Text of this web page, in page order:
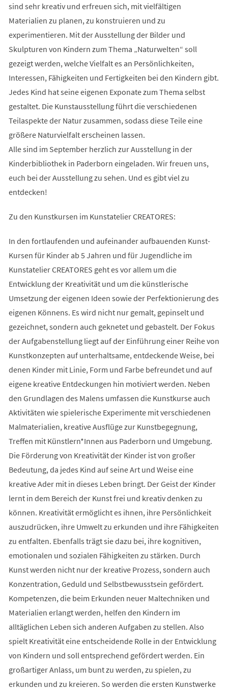
sind sehr kreativ und erfreuen sich, mit vielfältigen
Materialien zu planen, zu konstruieren und zu
experimentieren. Mit der Ausstellung der Bilder und
Skulpturen von Kindern zum Thema „Naturwelten“ soll
gezeigt werden, welche Vielfalt es an Persönlichkeiten,
Interessen, Fähigkeiten und Fertigkeiten bei den Kindern gibt.
Jedes Kind hat seine eigenen Exponate zum Thema selbst
gestaltet. Die Kunstausstellung führt die verschiedenen
Teilaspekte der Natur zusammen, sodass diese Teile eine
größere Naturvielfalt erscheinen lassen.
Alle sind im September herzlich zur Ausstellung in der
Kinderbibliothek in Paderborn eingeladen. Wir freuen uns,
euch bei der Ausstellung zu sehen. Und es gibt viel zu
entdecken!
Zu den Kunstkursen im Kunstatelier CREATORES:
In den fortlaufenden und aufeinander aufbauenden Kunst-
Kursen für Kinder ab 5 Jahren und für Jugendliche im
Kunstatelier CREATORES geht es vor allem um die
Entwicklung der Kreativität und um die künstlerische
Umsetzung der eigenen Ideen sowie der Perfektionierung des
eigenen Könnens. Es wird nicht nur gemalt, gepinselt und
gezeichnet, sondern auch geknetet und gebastelt. Der Fokus
der Aufgabenstellung liegt auf der Einführung einer Reihe von
Kunstkonzepten auf unterhaltsame, entdeckende Weise, bei
denen Kinder mit Linie, Form und Farbe befreundet und auf
eigene kreative Entdeckungen hin motiviert werden. Neben
den Grundlagen des Malens umfassen die Kunstkurse auch
Aktivitäten wie spielerische Experimente mit verschiedenen
Malmaterialien, kreative Ausflüge zur Kunstbegegnung,
Treffen mit Künstlern*Innen aus Paderborn und Umgebung.
Die Förderung von Kreativität der Kinder ist von großer
Bedeutung, da jedes Kind auf seine Art und Weise eine
kreative Ader mit in dieses Leben bringt. Der Geist der Kinder
lernt in dem Bereich der Kunst frei und kreativ denken zu
können. Kreativität ermöglicht es ihnen, ihre Persönlichkeit
auszudrücken, ihre Umwelt zu erkunden und ihre Fähigkeiten
zu entfalten. Ebenfalls trägt sie dazu bei, ihre kognitiven,
emotionalen und sozialen Fähigkeiten zu stärken. Durch
Kunst werden nicht nur der kreative Prozess, sondern auch
Konzentration, Geduld und Selbstbewusstsein gefördert.
Kompetenzen, die beim Erkunden neuer Maltechniken und
Materialien erlangt werden, helfen den Kindern im
alltäglichen Leben sich anderen Aufgaben zu stellen. Also
spielt Kreativität eine entscheidende Rolle in der Entwicklung
von Kindern und soll entsprechend gefördert werden. Ein
großartiger Anlass, um bunt zu werden, zu spielen, zu
erkunden und zu kreieren. So werden die ersten Kunstwerke